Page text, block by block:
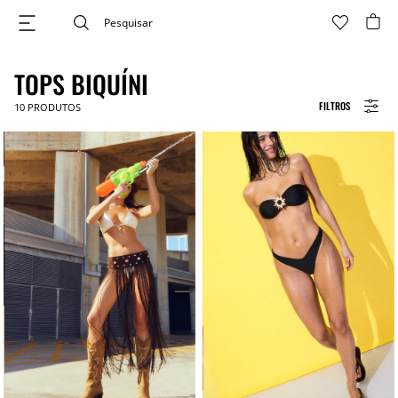
FILTROS
TOPS BIQUÍNI
10 PRODUTOS